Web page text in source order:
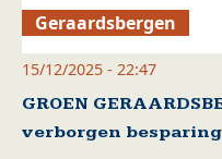
Geraardsbergen
15/12/2025 - 22:47
GROEN
verborgen